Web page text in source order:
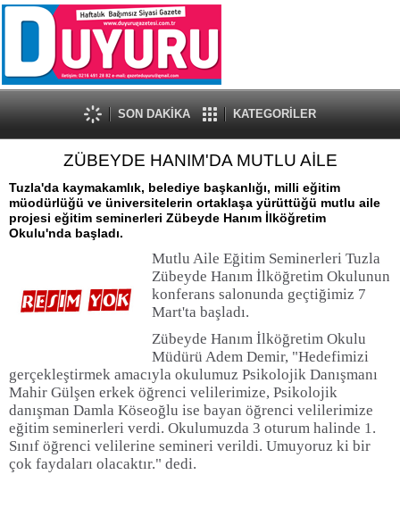
SON DAKİKA KATEGORİLER
ZÜBEYDE HANIM'DA MUTLU AİLE
Tuzla'da kaymakamlık, belediye başkanlığı, milli eğitim
müodürlüğü ve üniversitelerin ortaklaşa yürüttüğü mutlu aile
projesi eğitim seminerleri Zübeyde Hanım İlköğretim
Okulu'nda başladı.
Mutlu Aile Eğitim Seminerleri Tuzla
Zübeyde Hanım İlköğretim Okulunun
konferans salonunda geçtiğimiz 7
Mart'ta başladı.
Zübeyde Hanım İlköğretim Okulu
Müdürü Adem Demir, "Hedefimizi
gerçekleştirmek amacıyla okulumuz Psikolojik Danışmanı
Mahir Gülşen erkek öğrenci velilerimize, Psikolojik
danışman Damla Köseoğlu ise bayan öğrenci velilerimize
eğitim seminerleri verdi. Okulumuzda 3 oturum halinde 1.
Sınıf öğrenci velilerine semineri verildi. Umuyoruz ki bir
çok faydaları olacaktır." dedi.